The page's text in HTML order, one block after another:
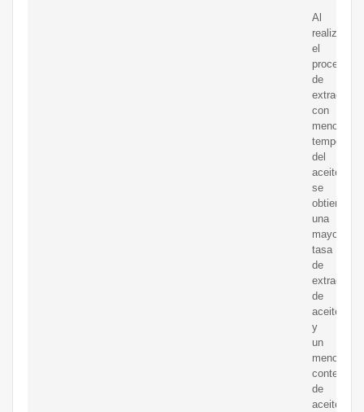
Al
realizar
el
proceso
de
extracción
con
menor
del
aceite,
se
obtiene
una
mayor
tasa
de
extracción
de
aceite
y
un
menor
contenido
de
aceite